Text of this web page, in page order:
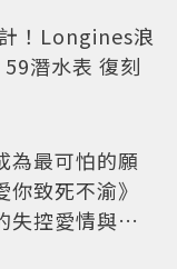
！Longines浪
潛水表 復刻
為最可怕的願
致死不渝》
失控愛情與爆